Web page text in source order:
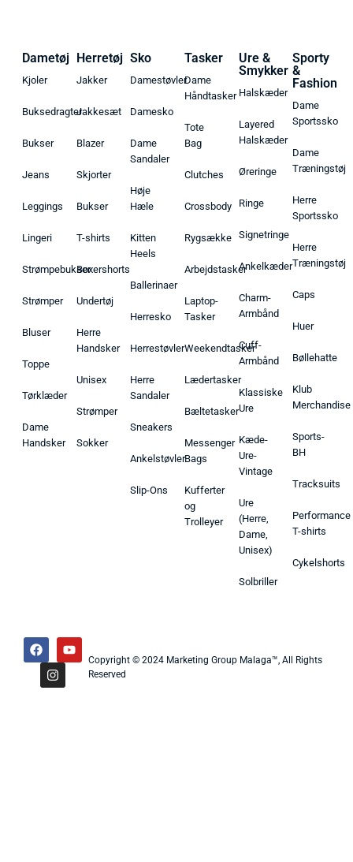
Dametøj
Kjoler
Buksedragter
Bukser
Jeans
Leggings
Lingeri
Strømpebukser
Strømper
Bluser
Toppe
Tørklæder
Dame
Handsker
Herretøj
Jakker
Jakkesæt
Blazer
Skjorter
Bukser
T-shirts
Boxershorts
Undertøj
Herre
Handsker
Unisex
Strømper
Sokker
Sko
Damestøvler
Damesko
Dame
Sandaler
Høje
Hæle
Kitten
Heels
Ballerinaer
Herresko
Herrestøvler
Herre
Sandaler
Sneakers
Ankelstøvler
Slip-Ons
Tasker
Dame
Håndtasker
Tote
Bag
Clutches
Crossbody
Rygsække
Arbejdstasker
Laptop-
Tasker
Weekendtasker
Lædertasker
Bæltetasker
Messenger
Bags
Kufferter
og
Trolleyer
Ure &
Smykker
Halskæder
Layered
Halskæder
Øreringe
Ringe
Signetringe
Ankelkæder
Charm-
Armbånd
Cuff-
Armbånd
Klassiske
Ure
Kæde-
Ure-
Vintage
Ure
(Herre,
Dame,
Unisex)
Solbriller
Sporty
&
Fashion
Dame
Sportssko
Dame
Træningstøj
Herre
Sportssko
Herre
Træningstøj
Caps
Huer
Bøllehatte
Klub
Merchandise
Sports-
BH
Tracksuits
Performance
T-shirts
Cykelshorts
Copyright © 2024 Marketing Group Malaga™, All Rights
Reserved